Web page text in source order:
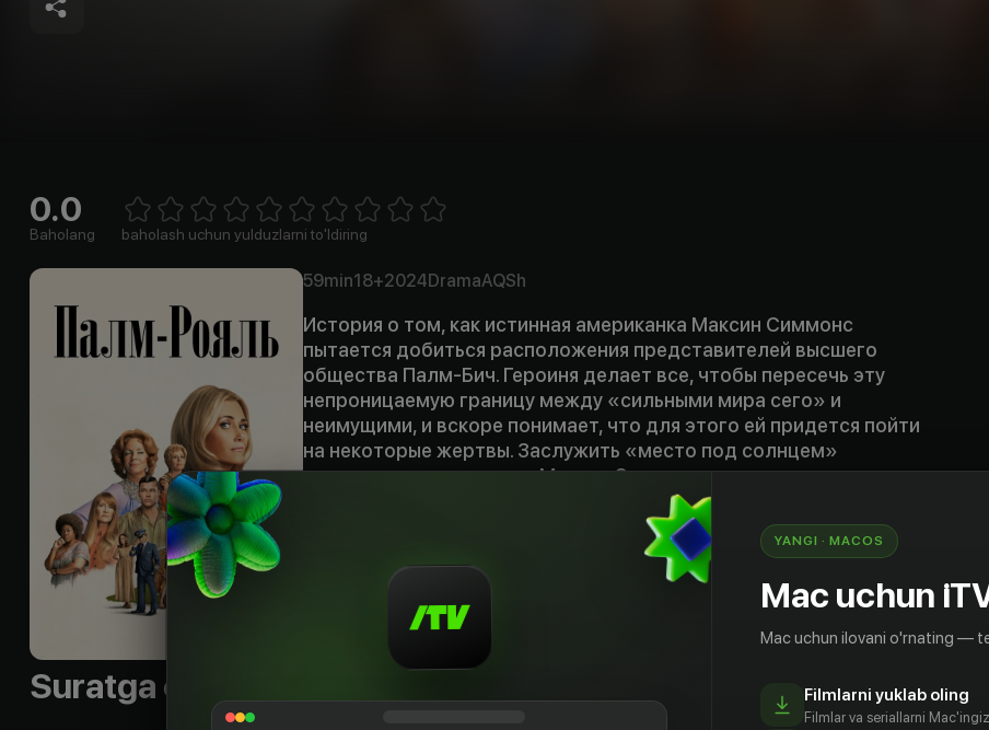
0.0
Baholang 1 Star2 Stars3 Stars4 Stars5 Stars6 Stars7 Stars8 Stars
baholash uchun yulduzlarni to'ldiring
59min18+2024DramaAQSh
История о том, как истинная американка Максин Симмонс
пытается добиться расположения представителей высшего
общества Палм-Бич. Героиня делает все, чтобы пересечь эту
непроницаемую границу между «сильными мира сего» и
неимущими, и вскоре понимает, что для этого ей придется пойти
на некоторые жертвы. Заслужить «место под солнцем»
оказывается нелегко, но Максин Симмонс не из тех, кто отступает
eng, rus
Suratga olish guruhi
YANGI · MACOS
Mac uchun
Mac uchun ilovani o'rnating —
Filmlarni yuklab oling
Filmlar va seriallarni